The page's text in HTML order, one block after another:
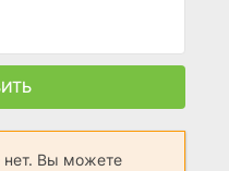
Вы можете